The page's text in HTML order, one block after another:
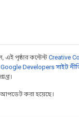
এই পৃষ্ঠার কন্টেন্ট Creative
Google Developers সাইট
আপডেট করা হয়েছে।